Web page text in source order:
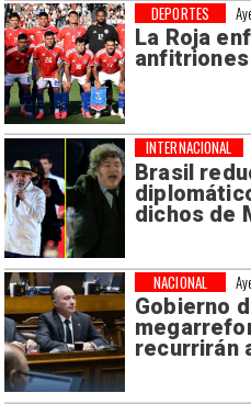
La Roja
anfitriones
DEPORTES
Brasil
dichos de
INTERNACIONAL
Gobierno
recurrirán
NACIONAL